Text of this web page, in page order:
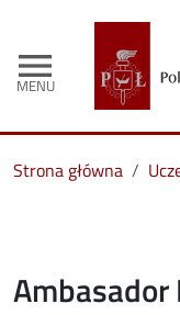
menu
MENU
Strona główna
Ambasador